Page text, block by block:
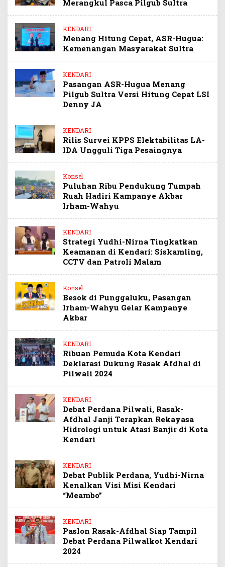
Merangkul Pasca Pilgub Sultra
KENDARI
Menang Hitung Cepat, ASR-Hugua:
Kemenangan Masyarakat Sultra
KENDARI
Pasangan ASR-Hugua Menang
Pilgub Sultra Versi Hitung Cepat LSI
Denny JA
KENDARI
Rilis Survei KPPS Elektabilitas LA-
IDA Ungguli Tiga Pesaingnya
Konsel
Puluhan Ribu Pendukung Tumpah
Ruah Hadiri Kampanye Akbar
Irham-Wahyu
KENDARI
Strategi Yudhi-Nirna Tingkatkan
Keamanan di Kendari: Siskamling,
CCTV dan Patroli Malam
Konsel
Besok di Punggaluku, Pasangan
Irham-Wahyu Gelar Kampanye
Akbar
KENDARI
Ribuan Pemuda Kota Kendari
Deklarasi Dukung Rasak Afdhal di
Pilwali 2024
KENDARI
Debat Perdana Pilwali, Rasak-
Afdhal Janji Terapkan Rekayasa
Hidrologi untuk Atasi Banjir di Kota
Kendari
KENDARI
Debat Publik Perdana, Yudhi-Nirna
Kenalkan Visi Misi Kendari
“Meambo”
KENDARI
Paslon Rasak-Afdhal Siap Tampil
Debat Perdana Pilwalkot Kendari
2024